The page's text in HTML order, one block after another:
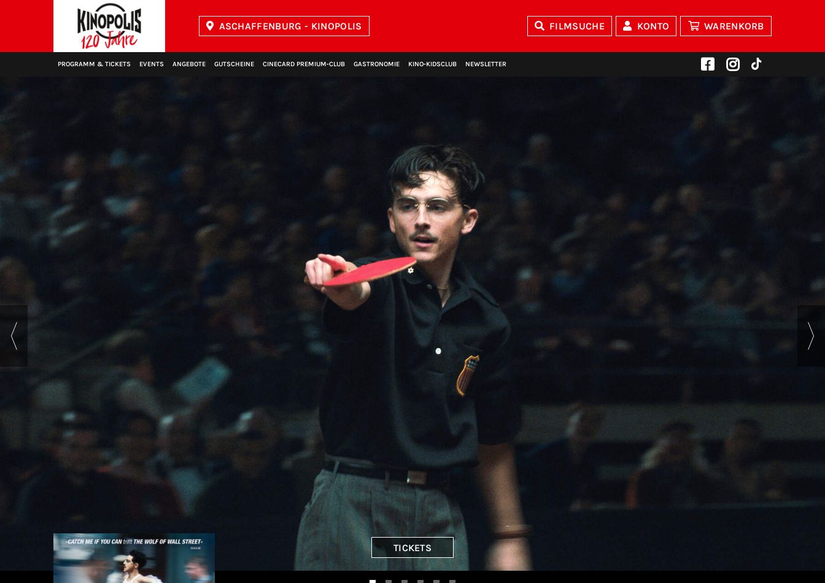
ASCHAFFENBURG - KINOPOLIS FILMSUCHE KONTO WARENKORB
PROGRAMM & TICKETS EVENTS ANGEBOTE GUTSCHEINE CINECARD PREMIUM‑CLUB GASTRONOMIE KINO‑KIDSCLUB NEWSLETTER
TICKETS